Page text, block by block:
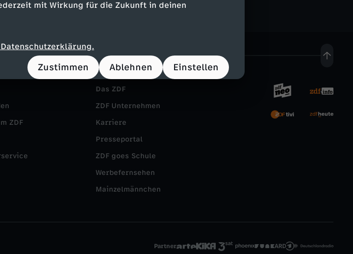
mit Wirkung für die Zukunft in deinen
Zustimmen Ablehnen Einstellen
ZDF
Das ZDF
ZDF Unternehmen
Karriere
Presseportal
ZDF goes Schule
Werbefernsehen
Mainzelmännchen
Partner